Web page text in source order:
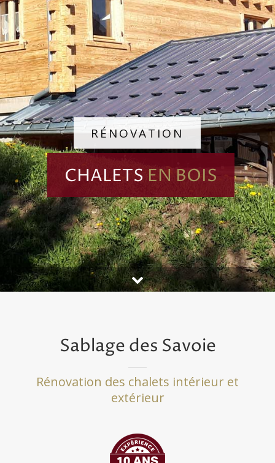
RÉNOVATION
CHALETS EN BOIS
Sablage des Savoie
Rénovation des chalets intérieur et
extérieur